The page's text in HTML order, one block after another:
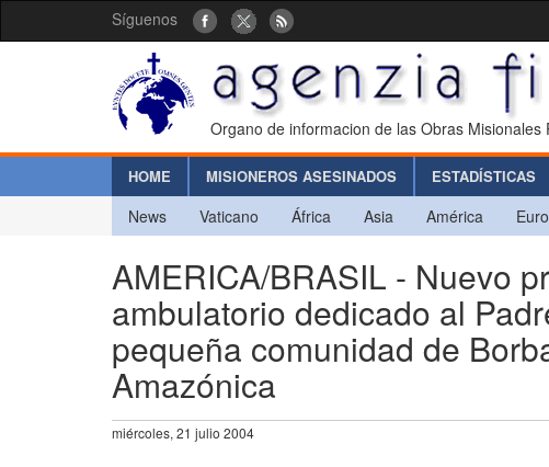
Síguenos
Organo de informacion de las Obras Misionales
HOME MISIONEROS ASESINADOS ESTADÍSTICAS
News Vaticano África Asia América
AMERICA/BRASIL - Nuevo
ambulatorio dedicado al
pequeña comunidad de
Amazónica
miércoles, 21 julio 2004